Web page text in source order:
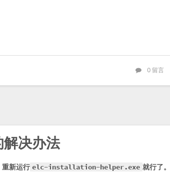
0留言
决办法
重新运行 elc-installation-helper.exe 就行了。